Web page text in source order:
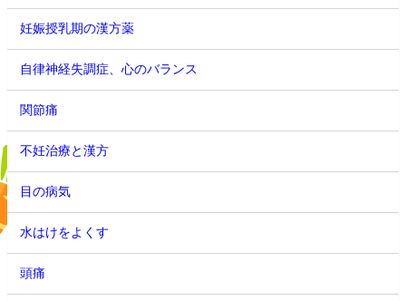
妊娠授乳期の漢方薬
自律神経失調症、心のバランス
関節痛
不妊治療と漢方
目の病気
水はけをよくす
頭痛